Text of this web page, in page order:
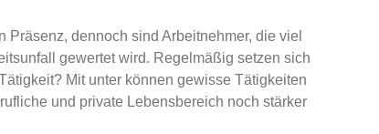
dennoch sind Arbeitnehmer, die viel
gewertet wird. Regelmäßig setzen sich
Mit­ unter können gewisse Tätigkeiten
und private Lebensbereich noch stärker